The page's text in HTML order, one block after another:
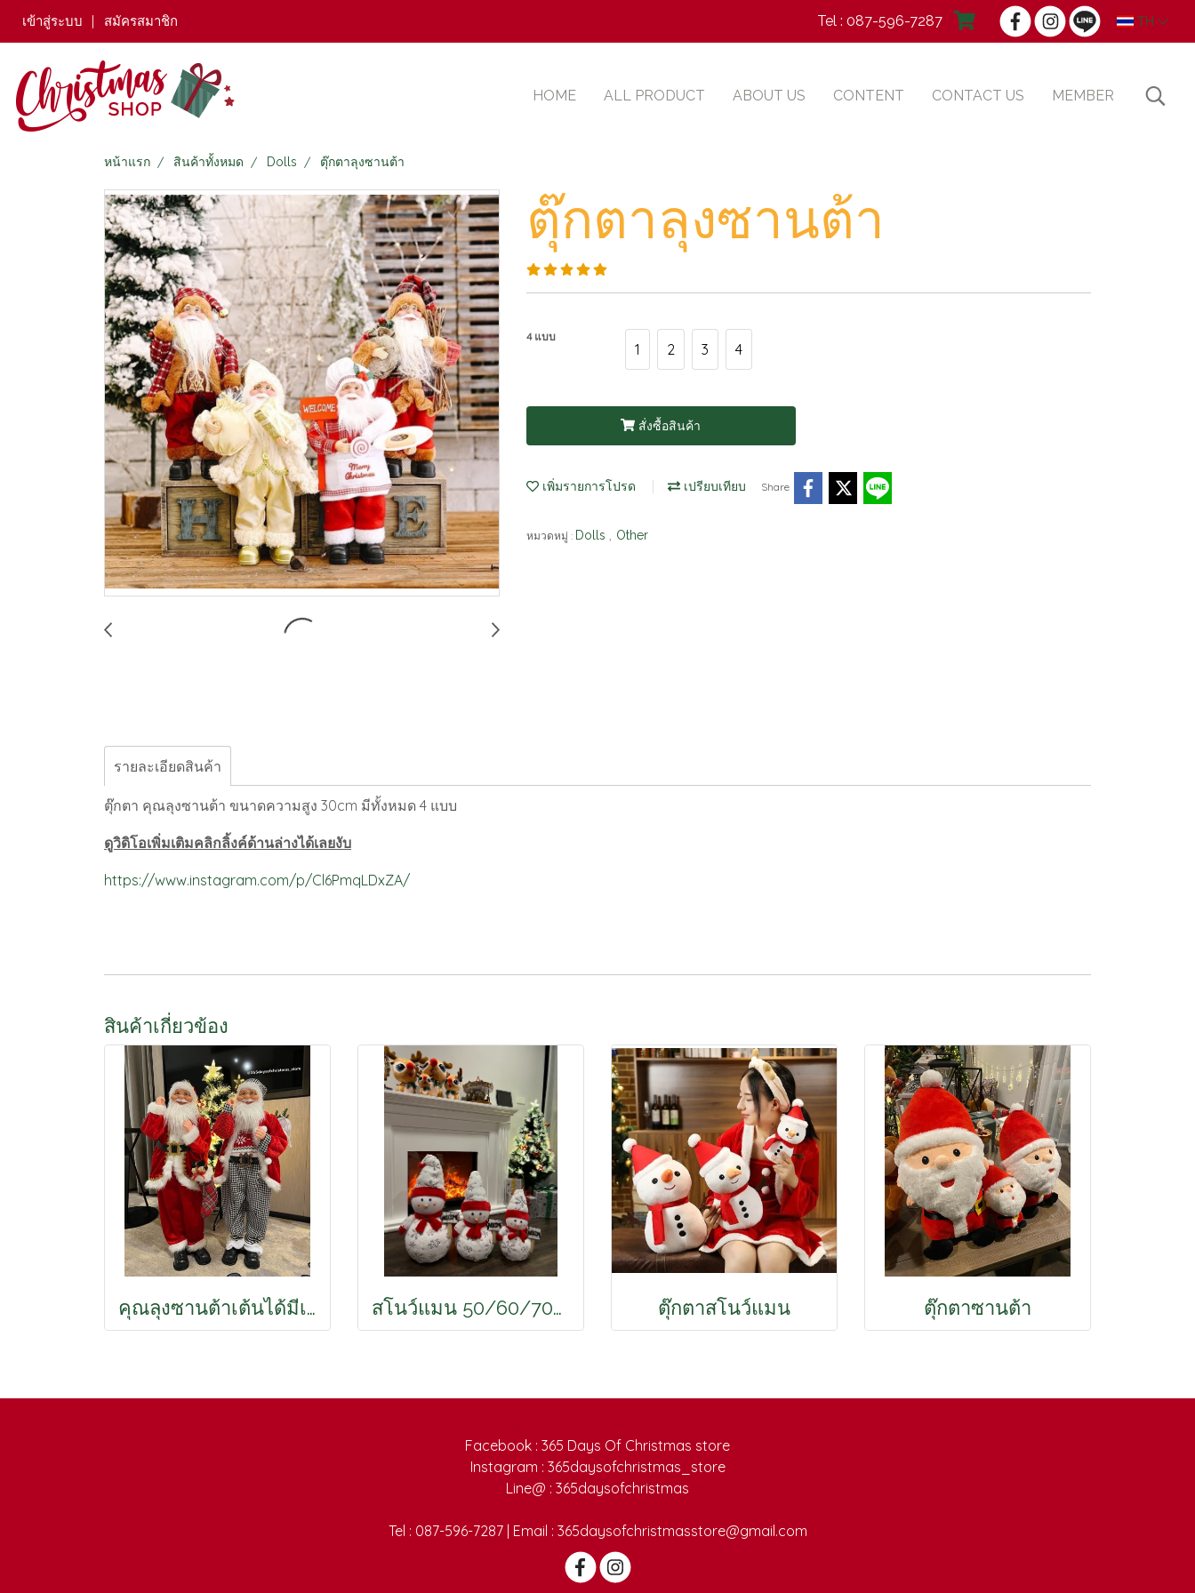
เข้าสู่ระบบ สมัครสมาชิก Tel : 087-596-7287 TH
HOME ALL PRODUCT ABOUT US CONTENT CONTACT US MEMBER
หน้าแรก สินค้าทั้งหมด Dolls ตุ๊กตาลุงซานต้า
ตุ๊กตาลุงซานต้า
4 แบบ
1 2 3 4
สั่งซื้อสินค้า
เพิ่มรายการโปรด เปรียบเทียบ Share
หมวดหมู่ : Dolls Other
รายละเอียดสินค้า
ตุ๊กตา คุณลุงซานต้า ขนาดความสูง 30cm มีทั้งหมด 4 แบบ
ดูวิดิโอเพิ่มเติมคลิกลิ้งค์ด้านล่างได้เลยงับ
https://www.instagram.com/p/Cl6PmqLDxZA/
สินค้าเกี่ยวข้อง
คุณลุงซานต้าเต้นได้มีเพลง 90cm สโนว์แมน 50/60/70CM ตุ๊กตาสโนว์แมน ตุ๊กตาซานต้า
Facebook : 365 Days Of Christmas store
Instagram : 365daysofchristmas_store
Line@ : 365daysofchristmas
Tel : 087-596-7287 | Email : 365daysofchristmasstore@gmail.com